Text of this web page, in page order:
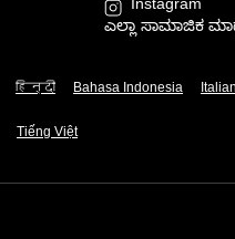
Instagram
ಎಲ್ಲಾ ಸಾಮಾಜಿಕ
हिन्दी Bahasa Indonesia
Tiếng Việt